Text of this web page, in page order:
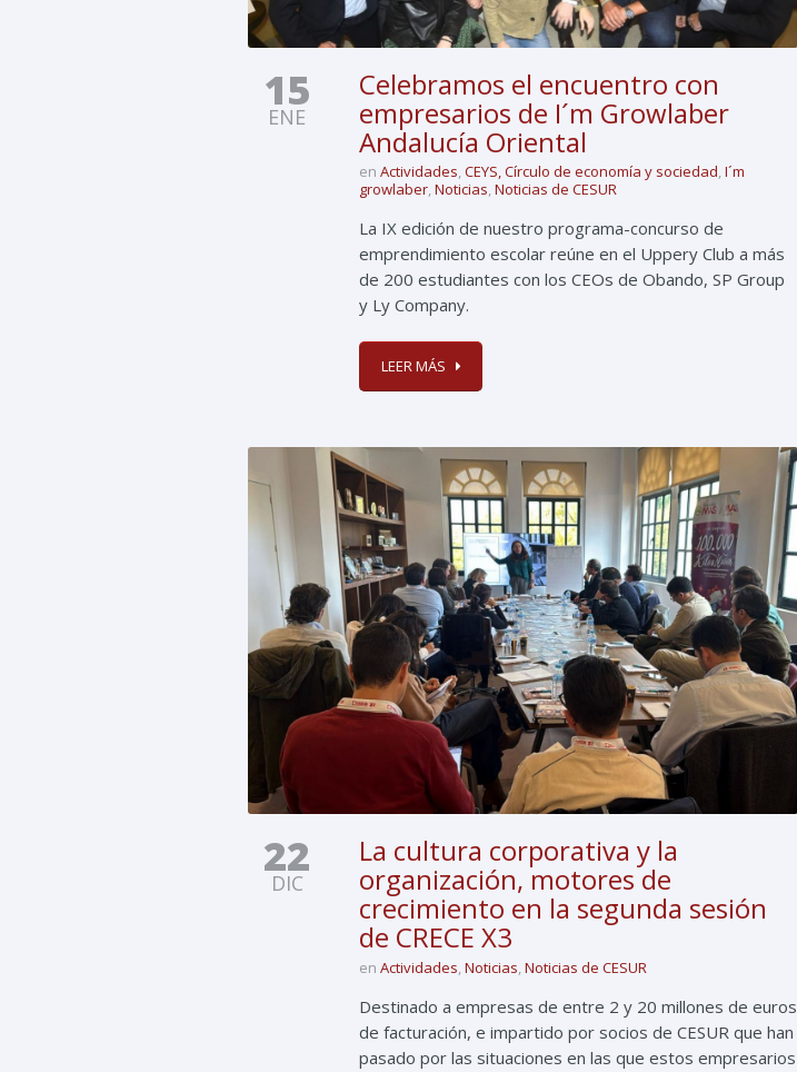
15
ENE
Celebramos el encuentro con
empresarios de I´m Growlaber
Andalucía Oriental
enActividades,CEYS, Círculo de economía y sociedad,I´m
growlaber,Noticias,Noticias de CESUR
La IX edición de nuestro programa-concurso de
emprendimiento escolar reúne en el Uppery Club a más
de 200 estudiantes con los CEOs de Obando, SP Group
y Ly Company.
LEER MÁS
22
DIC
La cultura corporativa y la
organización, motores de
crecimiento en la segunda sesión
de CRECE X3
enActividades,Noticias,Noticias de CESUR
Destinado a empresas de entre 2 y 20 millones de euros
de facturación, e impartido por socios de CESUR que han
pasado por las situaciones en las que estos empresarios